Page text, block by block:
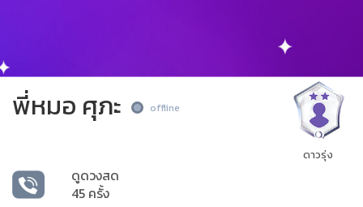
พี่หมอ ศุภะ offline
ดูดวงสด
45 ครั้ง
ดาวรุ่ง